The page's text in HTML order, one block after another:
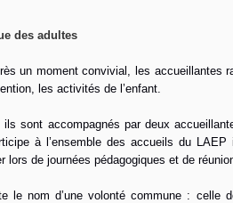
des adultes
un moment convivial, les accueillantes
les activités de l’enfant.
sont accompagnés par deux
à l’ensemble des accueils du
lors de journées pédagogiques et de
le nom d’une volonté commune :